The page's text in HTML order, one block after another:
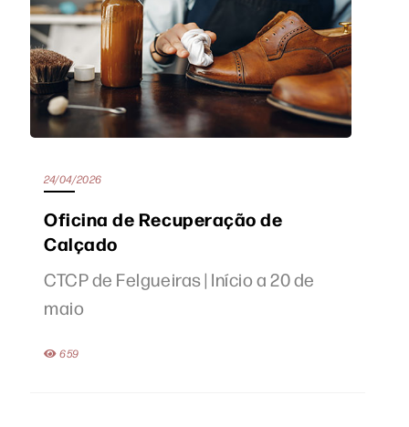
24/04/2026
Oficina de Recuperação de
Calçado
CTCP de Felgueiras | Início a 20 de
maio
659